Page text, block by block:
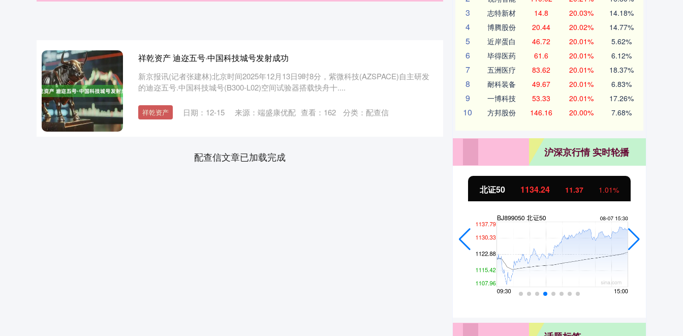
祥乾资产 迪迩五号·中国科技城号发射成功
新京报讯(记者张建林)北京时间2025年12月13日9时8分，紫微科技(AZSPACE)自主研发
的迪迩五号.中国科技城号(B300-L02)空间试验器搭载快舟十....
祥乾资产 日期：12-15 来源：端盛康优配 查看： 162 分类： 配查信
配查信文章已加载完成
3 志特新材 14.8 20.03% 14.18%
4 博腾股份 20.44 20.02% 14.77%
5 近岸蛋白 46.72 20.01% 5.62%
6 毕得医药 61.6 20.01% 6.12%
7 五洲医疗 83.62 20.01% 18.37%
8 耐科装备 49.67 20.01% 6.83%
9 一博科技 53.33 20.01% 17.26%
10 方邦股份 146.16 20.00% 7.68%
沪深京行情 实时轮播
北证50 1134.24 11.37 1.01%